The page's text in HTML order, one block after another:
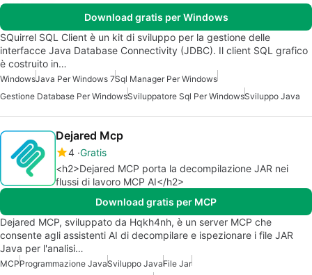
Download gratis per Windows
SQuirrel SQL Client è un kit di sviluppo per la gestione delle
interfacce Java Database Connectivity (JDBC). Il client SQL grafico
è costruito in…
WindowsJava Per Windows 7Sql Manager Per Windows
Gestione Database Per WindowsSviluppatore Sql Per WindowsSviluppo Java
Dejared Mcp
4 Gratis
<h2>Dejared MCP porta la decompilazione JAR nei
flussi di lavoro MCP AI</h2>
Download gratis per MCP
Dejared MCP, sviluppato da Hqkh4nh, è un server MCP che
consente agli assistenti AI di decompilare e ispezionare i file JAR
Java per l'analisi…
MCPProgrammazione JavaSviluppo JavaFile Jar